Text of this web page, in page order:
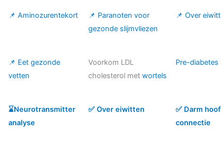
📌 Aminozurentekort
📌 Paranoten voor
gezonde slijmvliezen
📌 Over
📌 Eet gezonde
vetten
Voorkom LDL
cholesterol metwortels
Pre-diabetes
⌛️Neurotransmitter
analyse
✅ Over eiwitten
✅ Darm
connectie